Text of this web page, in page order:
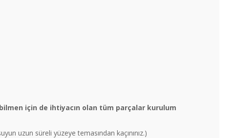
için de ihtiyacın olan tüm parçalar kurulum
uzun süreli yüzeye temasından kaçınınız.)